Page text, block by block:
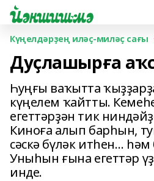
Күңелдәрҙең иләҫ-миләҫ сағы
Дуҫлашырға
Һуңғы ваҡытта
күңелем ҡайтты.
егеттәрҙән тик
Киноға алып барһын,
сәскә бүләк итһен…
Уныһын ғына егеттәр
инде.